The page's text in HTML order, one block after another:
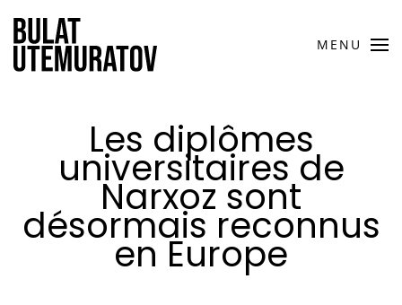
MENU
Les diplômes
universitaires de
Narxoz sont
désormais reconnus
en Europe